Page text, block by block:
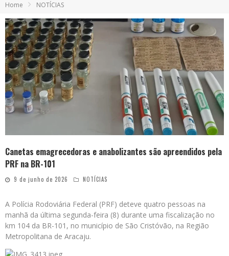
Home NOTÍCIAS
Canetas emagrecedoras e anabolizantes são apreendidos pela
PRF na BR-101
9 de junho de 2026 NOTÍCIAS
A Polícia Rodoviária Federal (PRF) deteve quatro pessoas na
manhã da última segunda-feira (8) durante uma fiscalização no
km 104 da BR-101, no município de São Cristóvão, na Região
Metropolitana de Aracaju.